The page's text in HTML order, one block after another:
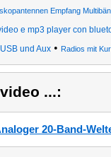
Empfang
e mp3 player con
und Aux• Radios mit
...:
20-Band-